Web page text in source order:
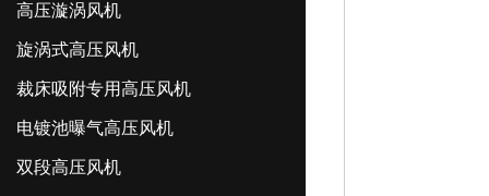
高压漩涡风机
旋涡式高压风机
裁床吸附专用高压风机
电镀池曝气高压风机
双段高压风机